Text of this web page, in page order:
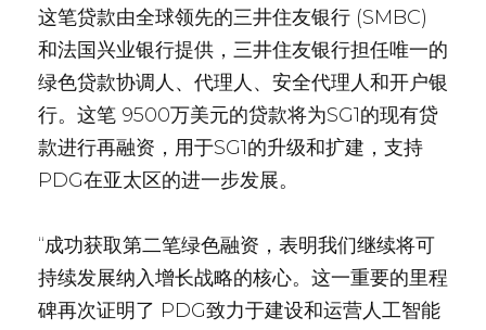
这笔贷款由全球领先的三井住友银行 (SMBC)
和法国兴业银行提供，三井住友银行担任唯一的
绿色贷款协调人、代理人、安全代理人和开户银
行。这笔 9500万美元的贷款将为SG1的现有贷
款进行再融资，用于SG1的升级和扩建，支持
PDG在亚太区的进一步发展。
“成功获取第二笔绿色融资，表明我们继续将可
持续发展纳入增长战略的核心。这一重要的里程
碑再次证明了 PDG致力于建设和运营人工智能